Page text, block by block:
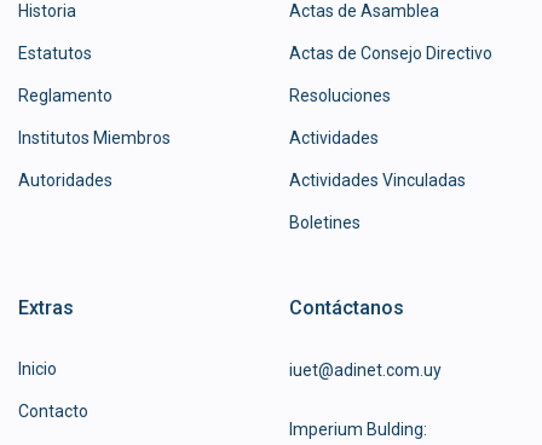
Historia
Estatutos
Reglamento
Institutos Miembros
Autoridades
Actas de Asamblea
Actas de Consejo Directivo
Resoluciones
Actividades
Actividades Vinculadas
Boletines
Extras
Inicio
Contacto
Contáctanos
iuet@adinet.com.uy
Imperium Bulding: